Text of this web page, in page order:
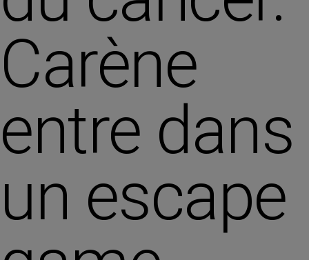
Carène
entre dans
un escape